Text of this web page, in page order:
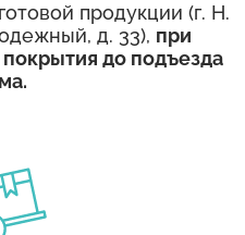
продукции (г. Н.
д. 33), при
до подъезда